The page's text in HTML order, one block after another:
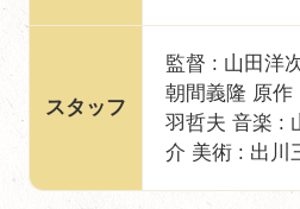
スタッフ
監督 : 山田洋
朝間義隆 原作
羽哲夫 音楽 :
介 美術 : 出川